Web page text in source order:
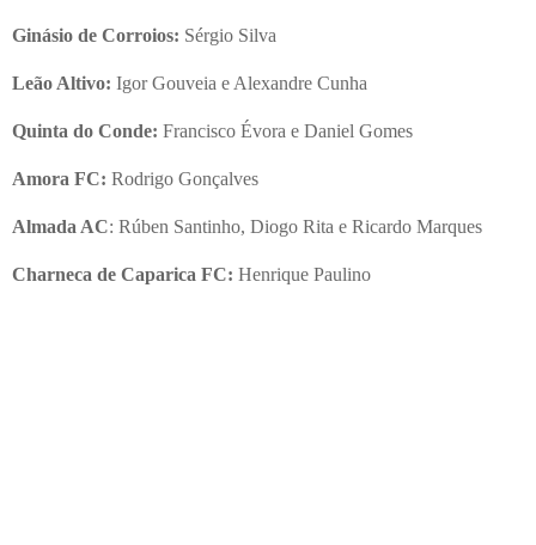
Ginásio de Corroios: Sérgio Silva
Leão Altivo: Igor Gouveia e Alexandre Cunha
Quinta do Conde: Francisco Évora e Daniel Gomes
Amora FC: Rodrigo Gonçalves
Almada AC: Rúben Santinho, Diogo Rita e Ricardo Marques
Charneca de Caparica FC: Henrique Paulino